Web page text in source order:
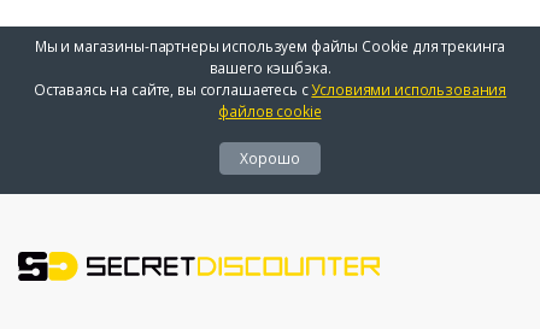
Мы и магазины-партнеры используем файлы Cookie для трекинга
вашего кэшбэка.
Оставаясь на сайте, вы соглашаетесь сУсловиями использования
файлов cookie
Хорошо